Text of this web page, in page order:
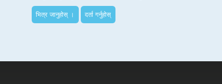
सुपरबुक बाइबल एप
भित्र जानुहोस् । दर्ता गर्नुहोस्